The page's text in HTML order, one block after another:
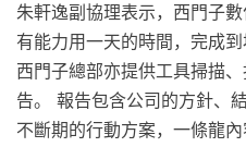
朱軒逸副協理表示，西門子數
有能力用一天的時間，完成
西門子總部亦提供工具掃描
告。 報告包含公司的方針、
不斷期的行動方案，一條龍